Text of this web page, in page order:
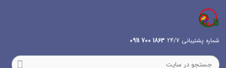
شماره پشتیبانی 24/7 1863 700 0911